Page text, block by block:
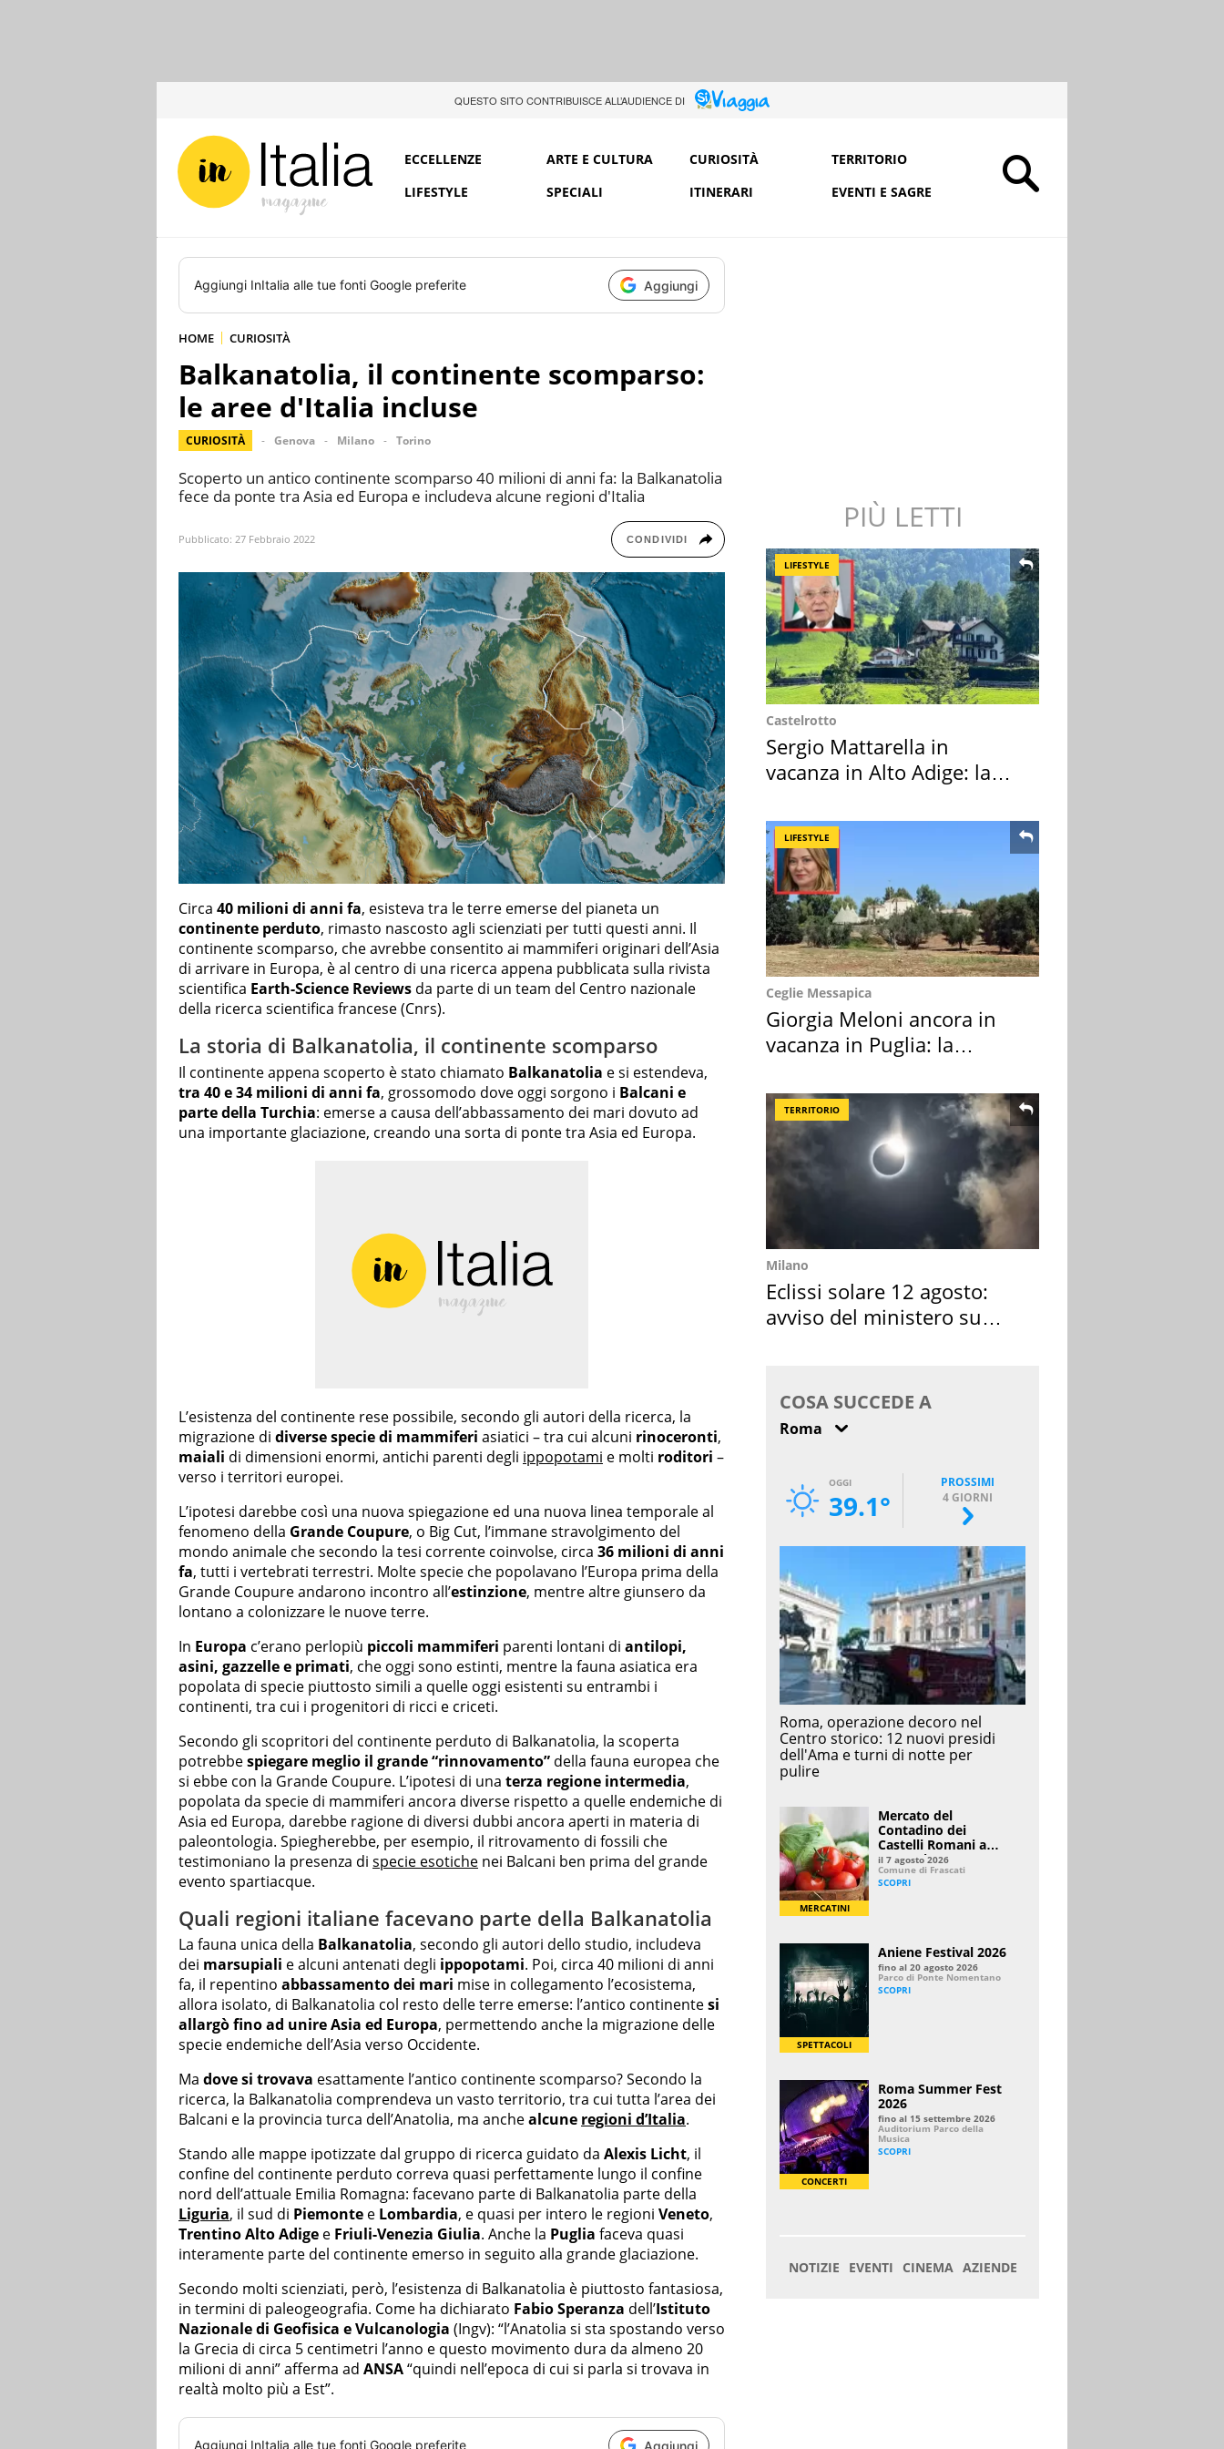
QUESTO SITO CONTRIBUISCE ALL’AUDIENCE DI
ECCELLENZE ARTE E CULTURA CURIOSITÀ
TERRITORIO
LIFESTYLE
SPECIALI ITINERARI EVENTI E SAGRE
Aggiungi InItalia alle tue fonti Google preferite Aggiungi
HOME CURIOSITÀ
Balkanatolia, il continente scomparso:
le aree d'Italia incluse
CURIOSITÀ Genova Milano Torino
Scoperto un antico continente scomparso 40 milioni di anni fa: la Balkanatolia
fece da ponte tra Asia ed Europa e includeva alcune regioni d'Italia
Pubblicato: 27 Febbraio 2022 CONDIVIDI
Circa 40 milioni di anni fa, esisteva tra le terre emerse del pianeta un
continente perduto, rimasto nascosto agli scienziati per tutti questi anni. Il
continente scomparso, che avrebbe consentito ai mammiferi originari dell’Asia
di arrivare in Europa, è al centro di una ricerca appena pubblicata sulla rivista
scientifica Earth-Science Reviews da parte di un team del Centro nazionale
della ricerca scientifica francese (Cnrs).
La storia di Balkanatolia, il continente scomparso
Il continente appena scoperto è stato chiamato Balkanatolia e si estendeva,
tra 40 e 34 milioni di anni fa, grossomodo dove oggi sorgono i Balcani e
parte della Turchia: emerse a causa dell’abbassamento dei mari dovuto ad
una importante glaciazione, creando una sorta di ponte tra Asia ed Europa.
L’esistenza del continente rese possibile, secondo gli autori della ricerca, la
migrazione di diverse specie di mammiferi asiatici – tra cui alcuni rinoceronti,
maiali di dimensioni enormi, antichi parenti degli ippopotami e molti roditori –
verso i territori europei.
L’ipotesi darebbe così una nuova spiegazione ed una nuova linea temporale al
fenomeno della Grande Coupure, o Big Cut, l’immane stravolgimento del
mondo animale che secondo la tesi corrente coinvolse, circa 36 milioni di anni
fa, tutti i vertebrati terrestri. Molte specie che popolavano l’Europa prima della
Grande Coupure andarono incontro all’estinzione, mentre altre giunsero da
lontano a colonizzare le nuove terre.
In Europa c’erano perlopiù piccoli mammiferi parenti lontani di antilopi,
asini, gazzelle e primati, che oggi sono estinti, mentre la fauna asiatica era
popolata di specie piuttosto simili a quelle oggi esistenti su entrambi i
continenti, tra cui i progenitori di ricci e criceti.
Secondo gli scopritori del continente perduto di Balkanatolia, la scoperta
potrebbespiegare meglio il grande “rinnovamento” della fauna europea che
si ebbe con la Grande Coupure. L’ipotesi di una terza regione intermedia,
popolata da specie di mammiferi ancora diverse rispetto a quelle endemiche di
Asia ed Europa, darebbe ragione di diversi dubbi ancora aperti in materia di
paleontologia. Spiegherebbe, per esempio, il ritrovamento di fossili che
testimoniano la presenza di specie esotiche nei Balcani ben prima del grande
evento spartiacque.
Quali regioni italiane facevano parte della Balkanatolia
La fauna unica della Balkanatolia, secondo gli autori dello studio, includeva
dei marsupiali e alcuni antenati degli ippopotami. Poi, circa 40 milioni di anni
fa, il repentino abbassamento dei mari mise in collegamento l’ecosistema,
allora isolato, di Balkanatolia col resto delle terre emerse: l’antico continentesi
allargò fino ad unire Asia ed Europa, permettendo anche la migrazione delle
specie endemiche dell’Asia verso Occidente.
Ma dove si trovava esattamente l’antico continente scomparso? Secondo la
ricerca, la Balkanatolia comprendeva un vasto territorio, tra cui tutta l’area dei
Balcani e la provincia turca dell’Anatolia, ma anchealcune regioni d’Italia.
Stando alle mappe ipotizzate dal gruppo di ricerca guidato da Alexis Licht, il
confine del continente perduto correva quasi perfettamente lungo il confine
nord dell’attuale Emilia Romagna: facevano parte di Balkanatolia parte della
Liguria, il sud di Piemonte e Lombardia, e quasi per intero le regioni Veneto,
TrentinoAlto Adige e Friuli-Venezia Giulia. Anche la Puglia faceva quasi
interamente parte del continente emerso in seguito alla grande glaciazione.
Secondo molti scienziati, però, l’esistenza di Balkanatolia è piuttosto fantasiosa,
in termini di paleogeografia. Come ha dichiarato Fabio Speranza dell’Istituto
Nazionale di Geofisica e Vulcanologia (Ingv): “l’Anatolia si sta spostando verso
la Grecia di circa 5 centimetri l’anno e questo movimento dura da almeno 20
milioni di anni” afferma ad ANSA“quindi nell’epoca di cui si parla si trovava in
realtà molto più a Est”.
Aggiungi InItalia alle tue fonti Google preferite Aggiungi
PIÙ LETTI
LIFESTYLE
Castelrotto
Sergio Mattarella in
vacanza in Alto Adige: la
LIFESTYLE
Ceglie Messapica
Giorgia Meloni ancora in
vacanza in Puglia: la
TERRITORIO
Milano
Eclissi solare 12 agosto:
avviso del ministero su